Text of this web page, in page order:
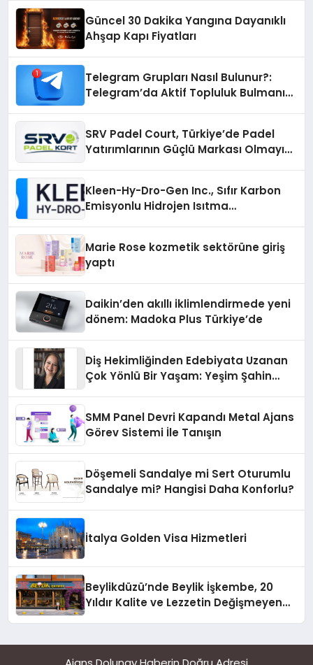
Güncel 30 Dakika Yangına Dayanıklı
Ahşap Kapı Fiyatları
Telegram Grupları Nasıl Bulunur?:
Telegram’da Aktif Topluluk Bulmanın
SRV Padel Court, Türkiye’de Padel
Yatırımlarının Güçlü Markası Olmayı
Kleen-Hy-Dro-Gen Inc., Sıfır Karbon
Emisyonlu Hidrojen Isıtma
Marie Rose kozmetik sektörüne giriş
yaptı
Daikin’den akıllı iklimlendirmede yeni
dönem: Madoka Plus Türkiye’de
Diş Hekimliğinden Edebiyata Uzanan
Çok Yönlü Bir Yaşam: Yeşim Şahin
SMM Panel Devri Kapandı Metal Ajans
Görev Sistemi İle Tanışın
Döşemeli Sandalye mi Sert Oturumlu
Sandalye mi? Hangisi Daha Konforlu?
İtalya Golden Visa Hizmetleri
Beylikdüzü’nde Beylik İşkembe, 20
Yıldır Kalite ve Lezzetin Değişmeyen